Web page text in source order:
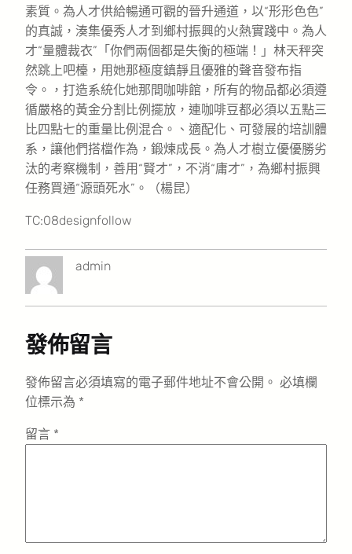
素質。為人才供給暢通可觀的晉升通道，以“形形色色”
的真誠，湊集優秀人才到鄉村振興的火熱實踐中。為人
才“量體裁衣”「你們兩個都是失衡的極端！」林天秤突
然跳上吧檯，用她那極度鎮靜且優雅的聲音發布指
令。，打造系統化她那間咖啡館，所有的物品都必須遵
循嚴格的黃金分割比例擺放，連咖啡豆都必須以五點三
比四點七的重量比例混合。、適配化、可發展的培訓體
系，讓他們搭檔作為，鍛煉成長。為人才樹立優優勝劣
汰的考察機制，善用“賢才”，不消“庸才”，為鄉村振興
任務買通“源頭死水”。（楊昆）
TC:08designfollow
admin
發佈留言
發佈留言必須填寫的電子郵件地址不會公開。 必填欄
位標示為 *
留言 *